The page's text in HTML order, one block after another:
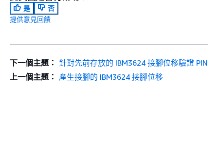
是
否
提供意見回饋
下一個主題： 針對先前存放的 IBM3624 接腳位移驗證 PIN
上一個主題： 產生接腳的 IBM3624 接腳位移